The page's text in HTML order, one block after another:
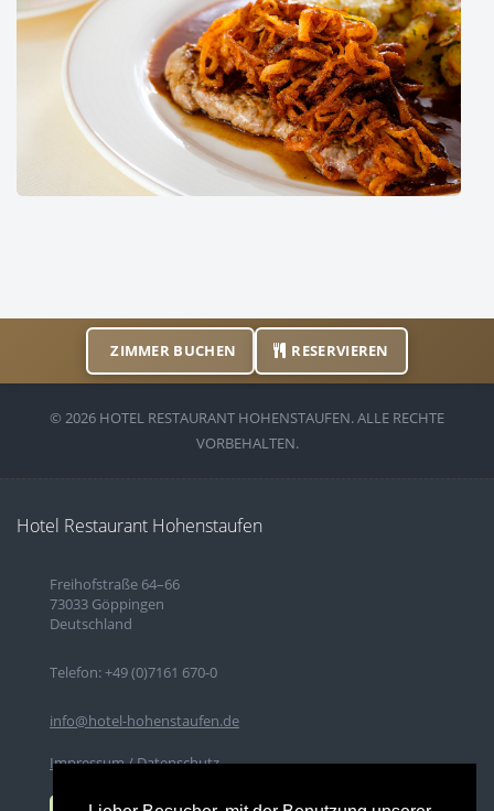
ZIMMER BUCHEN RESERVIEREN
© 2026 HOTEL RESTAURANT HOHENSTAUFEN. ALLE RECHTE
VORBEHALTEN.
Hotel Restaurant Hohenstaufen
Freihofstraße 64–66
73033 Göppingen
Deutschland
Telefon: +49 (0)7161 670-0
info@hotel-hohenstaufen.de
Impressum / Datenschutz